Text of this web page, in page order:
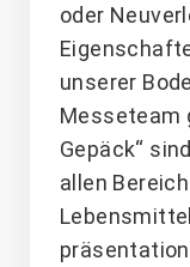
oder
unserer
Messeteam
Gepäck“
allen